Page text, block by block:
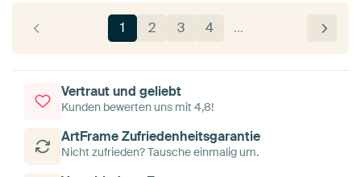
1 2 3 4 …
Vertraut und geliebt
Kunden bewerten uns mit 4,8!
ArtFrame Zufriedenheitsgarantie
Nicht zufrieden? Tausche einmalig um.